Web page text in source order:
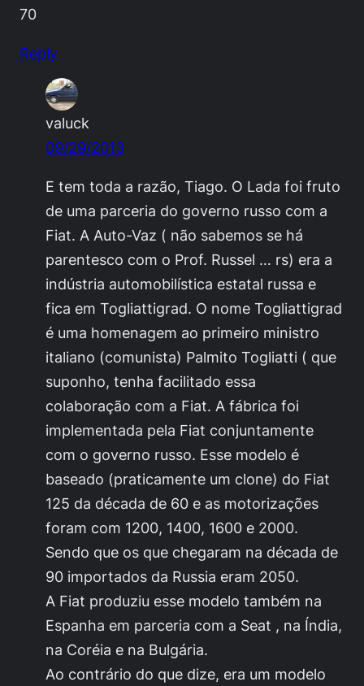
70
Reply
valuck
09/29/2013
E tem toda a razão, Tiago. O Lada foi fruto
de uma parceria do governo russo com a
Fiat. A Auto-Vaz ( não sabemos se há
parentesco com o Prof. Russel … rs) era a
indústria automobilística estatal russa e
fica em Togliattigrad. O nome Togliattigrad
é uma homenagem ao primeiro ministro
italiano (comunista) Palmito Togliatti ( que
suponho, tenha facilitado essa
colaboração com a Fiat. A fábrica foi
implementada pela Fiat conjuntamente
com o governo russo. Esse modelo é
baseado (praticamente um clone) do Fiat
125 da década de 60 e as motorizações
foram com 1200, 1400, 1600 e 2000.
Sendo que os que chegaram na década de
90 importados da Russia eram 2050.
A Fiat produziu esse modelo também na
Espanha em parceria com a Seat , na Índia,
na Coréia e na Bulgária.
Ao contrário do que dize, era um modelo